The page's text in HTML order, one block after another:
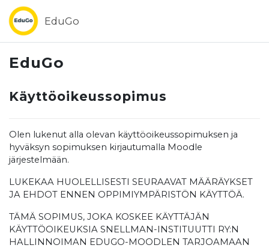
Siirry pääsisältöön
EduGo
EduGo
Käyttöoikeussopimus
Olen lukenut alla olevan käyttöoikeussopimuksen ja
hyväksyn sopimuksen kirjautumalla Moodle
järjestelmään.
LUKEKAA HUOLELLISESTI SEURAAVAT MÄÄRÄYKSET
JA EHDOT ENNEN OPPIMIYMPÄRISTÖN KÄYTTÖÄ.
TÄMÄ SOPIMUS, JOKA KOSKEE KÄYTTÄJÄN
KÄYTTÖOIKEUKSIA SNELLMAN-INSTITUUTTI RY:N
HALLINNOIMAN EDUGO-MOODLEN TARJOAMAAN